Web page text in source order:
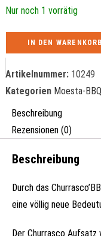
Nur noch 1 vorrätig
IN DEN WARENKORB
Artikelnummer: 10249
Kategorien Moesta-BBQ
Beschreibung
Rezensionen (0)
Beschreibung
Durch das
eine völlig neue
Der Churrasco